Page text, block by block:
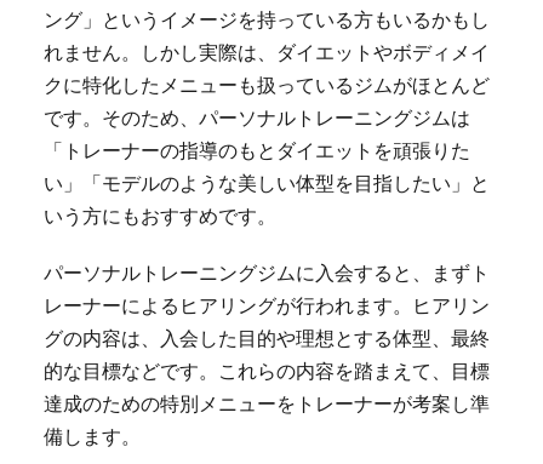
ング」というイメージを持っている方もいるかもし
れません。しかし実際は、ダイエットやボディメイ
クに特化したメニューも扱っているジムがほとんど
です。そのため、パーソナルトレーニングジムは
「トレーナーの指導のもとダイエットを頑張りた
い」「モデルのような美しい体型を目指したい」と
いう方にもおすすめです。
パーソナルトレーニングジムに入会すると、まずト
レーナーによるヒアリングが行われます。ヒアリン
グの内容は、入会した目的や理想とする体型、最終
的な目標などです。これらの内容を踏まえて、目標
達成のための特別メニューをトレーナーが考案し準
備します。